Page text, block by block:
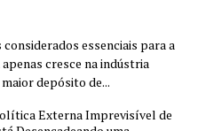
essenciais para a
cresce na indústria
depósito de...
Externa Imprevisível de